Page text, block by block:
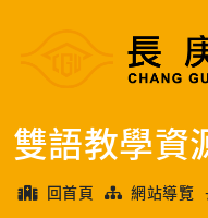
雙語教學資
回首頁 網站導覽